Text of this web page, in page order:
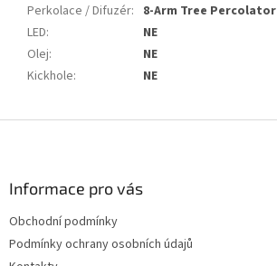
Perkolace / Difuzér: 8-Arm Tree Percolator
LED:
NE
Olej:
NE
Kickhole: NE
Informace pro vás
Obchodní podmínky
Podmínky ochrany osobních údajů